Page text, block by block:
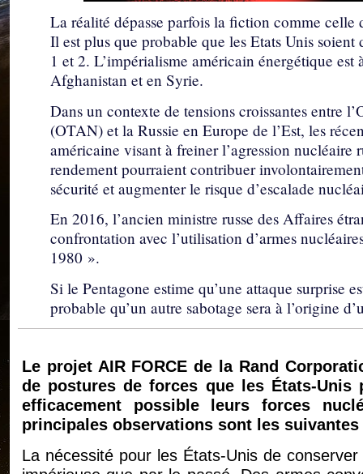
La réalité dépasse parfois la fiction comme
Il est plus que probable que les Etats Unis
1 et 2. L’impérialisme américain énergétique
Afghanistan et en Syrie.
Dans un contexte de tensions croissantes entre
(OTAN) et la Russie en Europe de l’Est, les
américaine visant à freiner l’agression nucléaire
rendement pourraient contribuer
sécurité et augmenter le risque d’escalade
En 2016, l’ancien ministre russe des Affaires
confrontation avec l’utilisation d’armes
1980 ».
Si le Pentagone estime qu’une attaque surprise
probable qu’un autre sabotage sera à l’origine
Le projet AIR FORCE de la Rand
de postures de forces que les États-
efficacement possible leurs forces
principales observations sont les suivantes
La nécessité pour les États-Unis de